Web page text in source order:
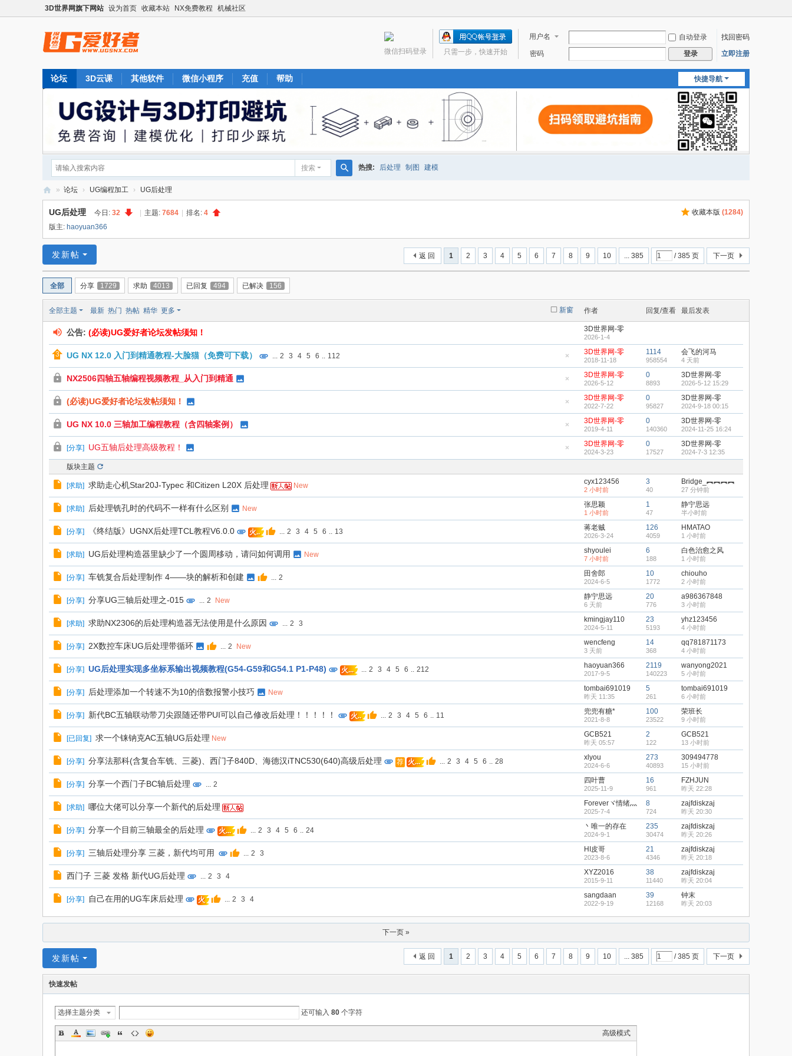
3D世界网旗下网站 设为首页 收藏本站 NX免费教程 机械社区
用户名 自动登录
找回密码
密码
登录 立即注册
只需一步，快速开始
微信扫码登录
快捷导航
论坛 3D云课 其他软件 微信小程序 充值 帮助
搜索
索
热搜: 后处理 制图 建模
U
G
爱
者
» 论坛 › UG编程加工 › UG后处理
收藏本版 (1284)
UG后处理 今日: 32 主题: 7684 排名: 4
版主: haoyuan366
1 2 3 4 5 6 7 8 9 10 ... 385 / 385 页 下一页
返 回
发新帖
全部 分享 1729 求助 4013 已回复 494 已解决 156
新窗
全部主题 最新 热门 热帖 精华 更多 作者 回复/查看 最后发表
公告: (必读)UG爱好者论坛发帖须知！ 3D世界网-零
2026-1-4
藏
置
帖
UG NX 12.0 入门到精通教程-大脸猫（免费可下载） ... 2 3 4 5 6 .. 112 3D世界网-零
2018-11-18
1114
958554
会飞的河马
4 天前
藏
置
帖
NX2506四轴五轴编程视频教程_从入门到精通 3D世界网-零
2026-5-12
0
8893
3D世界网-零
2026-5-12 15:29
藏
置
帖
(必读)UG爱好者论坛发帖须知！ 3D世界网-零
2022-7-22
0
95827
3D世界网-零
2024-9-18 00:15
藏
置
帖
UG NX 10.0 三轴加工编程教程（含四轴案例） 3D世界网-零
2019-4-11
0
140360
3D世界网-零
2024-11-25 16:24
藏
顶
[分享] UG五轴后处理高级教程！ 3D世界网-零
2024-3-23
0
17527
3D世界网-零
2024-7-3 12:35
版块主题
[求助] 求助走心机Star20J-Typec 和Citizen L20X 后处理 New cyx123456
2 小时前
3
40
Bridge_︻︻︻︻
27 分钟前
[求助] 后处理铣孔时的代码不一样有什么区别 New 张思颖
1 小时前
1
47
静宁思远
半小时前
[分享] 《终结版》UGNX后处理TCL教程V6.0.0 火.. ... 2 3 4 5 6 .. 13 蒋老贼
2026-3-24
126
4059
HMATAO
1 小时前
[求助] UG后处理构造器里缺少了一个圆周移动，请问如何调用 New shyoulei
7 小时前
6
188
白色治愈之风
1 小时前
[分享] 车铣复合后处理制作 4——块的解析和创建 ... 2 田舍郎
2024-6-5
10
1772
chiouho
2 小时前
[分享] 分享UG三轴后处理之-015 ... 2 New 静宁思远
6 天前
20
776
a986367848
3 小时前
[求助] 求助NX2306的后处理构造器无法使用是什么原因 ... 2 3 kmingjay110
2024-5-11
23
5193
yhz123456
4 小时前
[分享] 2X数控车床UG后处理带循环 ... 2 New wencfeng
3 天前
14
368
qq781871173
4 小时前
[分享] UG后处理实现多坐标系输出视频教程(G54-G59和G54.1 P1-P48) 火... ... 2 3 4 5 6 .. 212 haoyuan366
2017-9-5
2119
140223
wanyong2021
5 小时前
[分享] 后处理添加一个转速不为10的倍数报警小技巧 New tombai691019
昨天 11:35
5
261
tombai691019
6 小时前
[分享] 新代BC五轴联动带刀尖跟随还带PUI可以自己修改后处理！！！！！ 火.. ... 2 3 4 5 6 .. 11 兜兜有糖*
2021-8-8
100
23522
荣班长
9 小时前
[已回复] 求一个铼钠克AC五轴UG后处理 New GCB521
昨天 05:57
2
122
GCB521
13 小时前
[分享] 分享法那科(含复合车铣、三菱)、西门子840D、海德汉iTNC530(640)高级后处理 荐 火... ... 2 3 4 5 6 .. 28 xlyou
2024-6-6
273
40893
309494778
15 小时前
[分享] 分享一个西门子BC轴后处理 ... 2 四叶曹
2025-11-9
16
961
FZHJUN
昨天 22:28
[求助] 哪位大佬可以分享一个新代的后处理 Foreverヾ情绪灬
2025-7-4
8
724
zajfdiskzaj
昨天 20:30
[分享] 分享一个目前三轴最全的后处理 火... ... 2 3 4 5 6 .. 24 丶唯一的存在
2024-9-1
235
30474
zajfdiskzaj
昨天 20:26
[分享] 三轴后处理分享 三菱，新代均可用 ... 2 3 HI皮哥
2023-8-6
21
4346
zajfdiskzaj
昨天 20:18
西门子 三菱 发格 新代UG后处理 ... 2 3 4 XYZ2016
2015-9-11
38
11440
zajfdiskzaj
昨天 20:04
[分享] 自己在用的UG车床后处理 火 ... 2 3 4 sangdaan
2022-9-19
39
12168
钟末
昨天 20:03
下一页 »
1 2 3 4 5 6 7 8 9 10 ... 385 / 385 页 下一页
返 回
发新帖
快速发帖
选择主题分类 还可输入 80 个字符
高级模式